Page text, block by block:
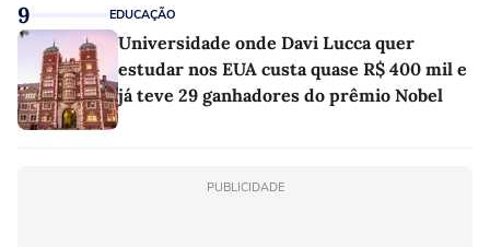
9 EDUCAÇÃO
Universidade onde Davi Lucca quer
estudar nos EUA custa quase R$ 400 mil e
já teve 29 ganhadores do prêmio Nobel
PUBLICIDADE